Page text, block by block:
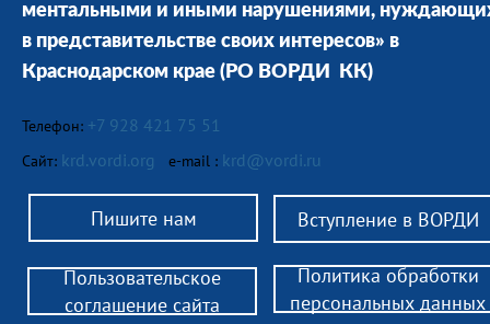
ментальными и иными нарушениями,
в представительстве своих интересов» в
Краснодарском крае (РО ВОРДИ КК)
Телефон: +7 928 421 75 51
Сайт: krd.vordi.org e-mail : krd@vordi.ru
Пишите нам Вступление в ВОРДИ
Пользовательское
соглашение сайта
Политика обработки
персональных данных